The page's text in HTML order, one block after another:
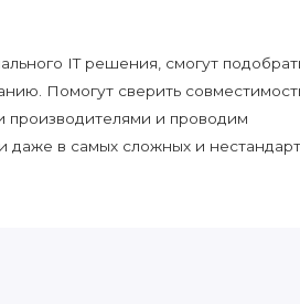
IT решения, смогут
Помогут сверить
и проводим
даже в самых сложных и